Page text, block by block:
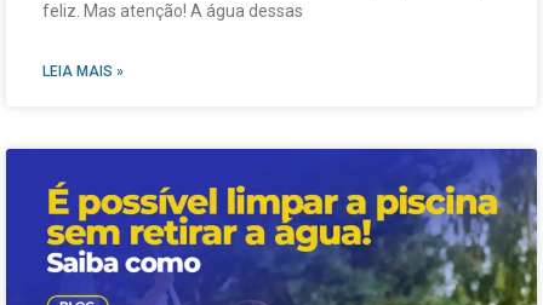
feliz. Mas atenção! A água dessas
LEIA MAIS »